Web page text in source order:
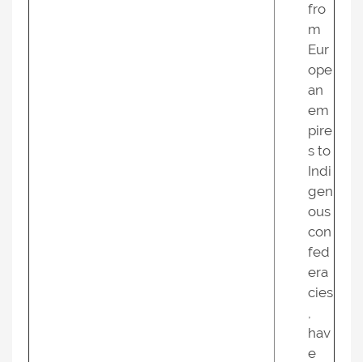
fro
m
Eur
ope
an
em
pire
s to
Indi
gen
ous
con
fed
era
cies
,
hav
e